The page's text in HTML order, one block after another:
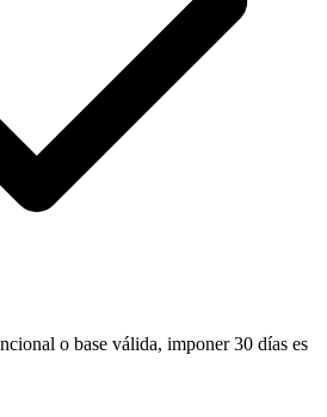
o base válida, imponer 30 días es